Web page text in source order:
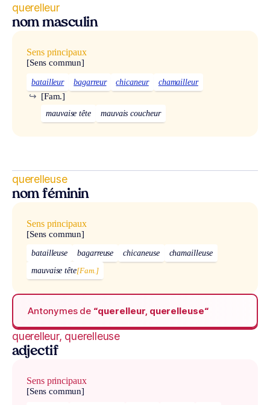
querelleur
nom masculin
Sens principaux
[Sens commun]
batailleur bagarreur chicaneur chamailleur
[Fam.]
↪
mauvaise tête mauvais coucheur
querelleuse
nom féminin
Sens principaux
[Sens commun]
batailleuse bagarreuse chicaneuse
chamailleuse
mauvaise tête[Fam.]
Antonymes de “querelleur, querelleuse“
querelleur, querelleuse
adjectif
Sens principaux
[Sens commun]